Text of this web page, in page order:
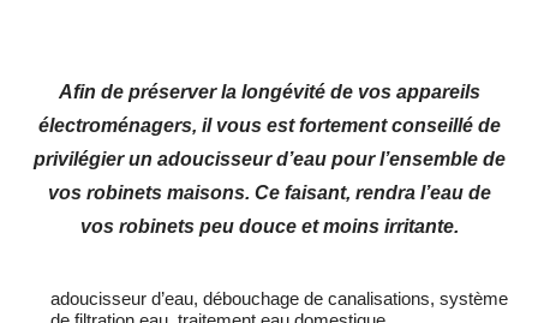
Afin de préserver la longévité de vos appareils
électroménagers, il vous est fortement conseillé de
privilégier un adoucisseur d’eau pour l’ensemble de
vos robinets maisons. Ce faisant, rendra l’eau de
vos robinets peu douce et moins irritante.
adoucisseur d’eau, débouchage de canalisations, système